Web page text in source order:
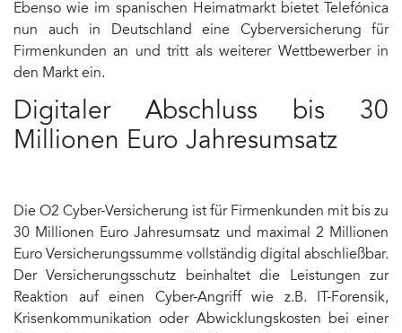
Ebenso wie im spanischen Heimatmarkt bietet Telefónica
nun auch in Deutschland eine Cyberversicherung für
Firmenkunden an und tritt als weiterer Wettbewerber in
den Markt ein.
Digitaler Abschluss bis 30
Millionen Euro Jahresumsatz
Die O2 Cyber-Versicherung ist für Firmenkunden mit bis zu
30 Millionen Euro Jahresumsatz und maximal 2 Millionen
Euro Versicherungssumme vollständig digital abschließbar.
Der Versicherungsschutz beinhaltet die Leistungen zur
Reaktion auf einen Cyber-Angriff wie z.B. IT-Forensik,
Krisenkommunikation oder Abwicklungskosten bei einer